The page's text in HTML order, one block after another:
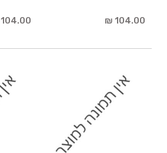
104.00 ₪
104.00 ₪